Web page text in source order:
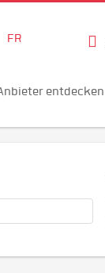
FR
entdecken